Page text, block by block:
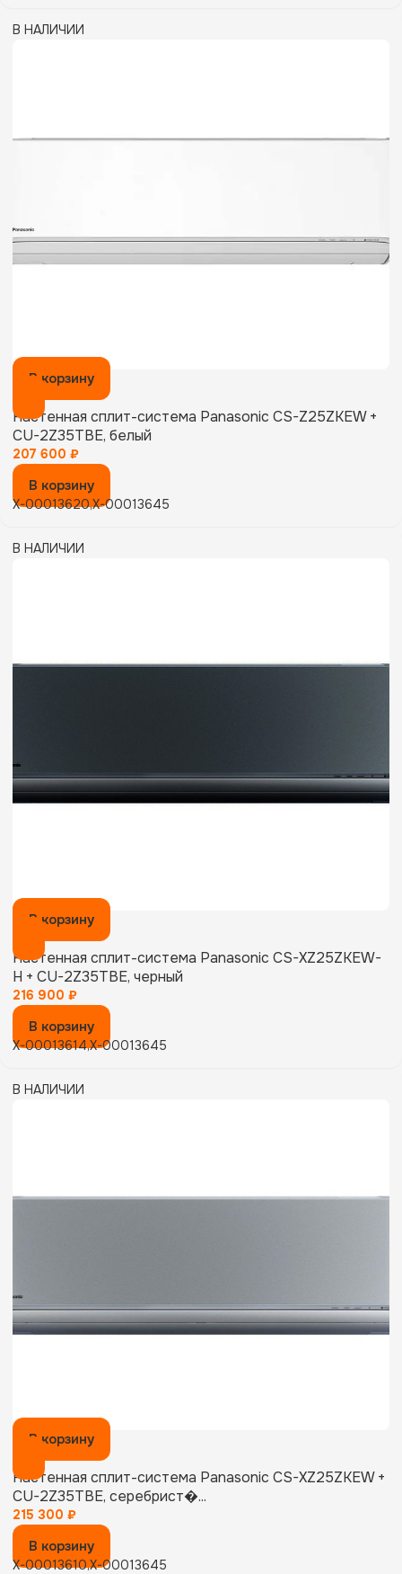
В НАЛИЧИИ
В корзину
Настенная сплит-система Panasonic CS-Z25ZKEW +
CU-2Z35TBE, белый
207 600 ₽
В корзину
X-00013620,X-00013645
В НАЛИЧИИ
В корзину
Настенная сплит-система Panasonic CS-XZ25ZKEW-
H + CU-2Z35TBE, черный
216 900 ₽
В корзину
X-00013614,X-00013645
В НАЛИЧИИ
В корзину
Настенная сплит-система Panasonic CS-XZ25ZKEW +
CU-2Z35TBE, серебрист�...
215 300 ₽
В корзину
X-00013610,X-00013645